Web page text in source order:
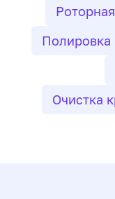
Полировка
Очистка